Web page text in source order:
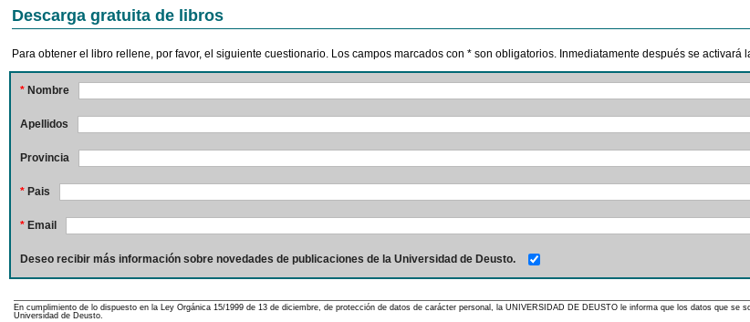
Descarga gratuita de libros
Para obtener el libro rellene, por favor, el siguiente cuestionario. Los campos marcados con * son obligatorios. Inmediatamente después se activará
* Nombre
Apellidos
Provincia
* Pais
* Email
Deseo recibir más información sobre novedades de publicaciones de la Universidad de Deusto.
En cumplimiento de lo dispuesto en la Ley Orgánica 15/1999 de 13 de diciembre, de protección de datos de carácter personal, la UNIVERSIDAD DE DEUSTO le informa que los datos que
Universidad de Deusto.